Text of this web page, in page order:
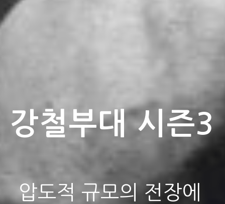
강철부대 시즌3
압도적 규모의 전장에